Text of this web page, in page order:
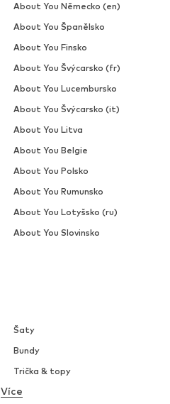
Šaty
Bundy
Trička & topy
Spodní prádlo
Více
About You Německo (en)
About You Španělsko
About You Finsko
About You Švýcarsko (fr)
About You Lucembursko
About You Švýcarsko (it)
About You Litva
About You Belgie
About You Polsko
About You Rumunsko
About You Lotyšsko (ru)
About You Slovinsko